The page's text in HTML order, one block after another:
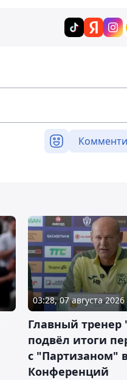
03:28, 07 августа 2026
Главный тренер
подвёл итоги
с "Партизаном"
Конференций